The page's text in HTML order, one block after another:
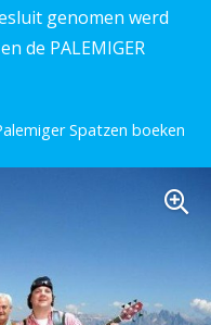
genomen werd
de PALEMIGER
Spatzen boeken